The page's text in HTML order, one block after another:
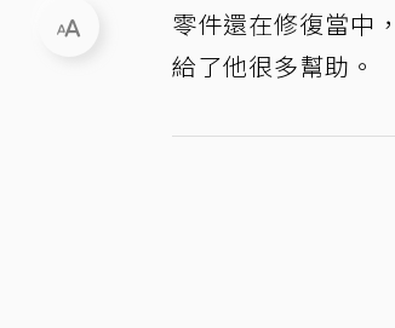
零件還在修復當中
給了他很多幫助。